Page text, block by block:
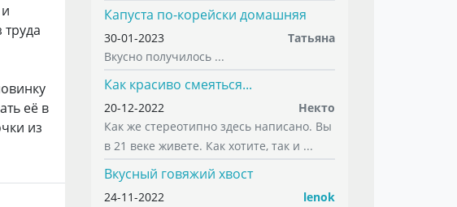
её в
из
Капуста по-корейски домашняя
30-01-2023
Татьяна
Вкусно получилось ...
Как красиво смеяться...
20-12-2022
Некто
Как же стереотипно здесь написано. Вы
в 21 веке живете. Как хотите, так и ...
Вкусный говяжий хвост
24-11-2022
lenok